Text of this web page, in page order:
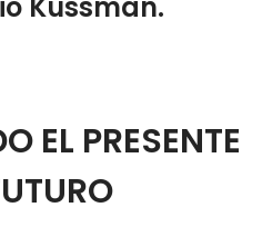
EL PRESENTE